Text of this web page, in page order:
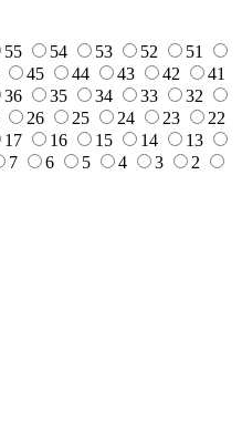
55 54 53 52
51
45 44 43 42
41
36 35 34 33
32
26 25 24 23
22
17 16 15 14
13
7 6 5 4 3
2